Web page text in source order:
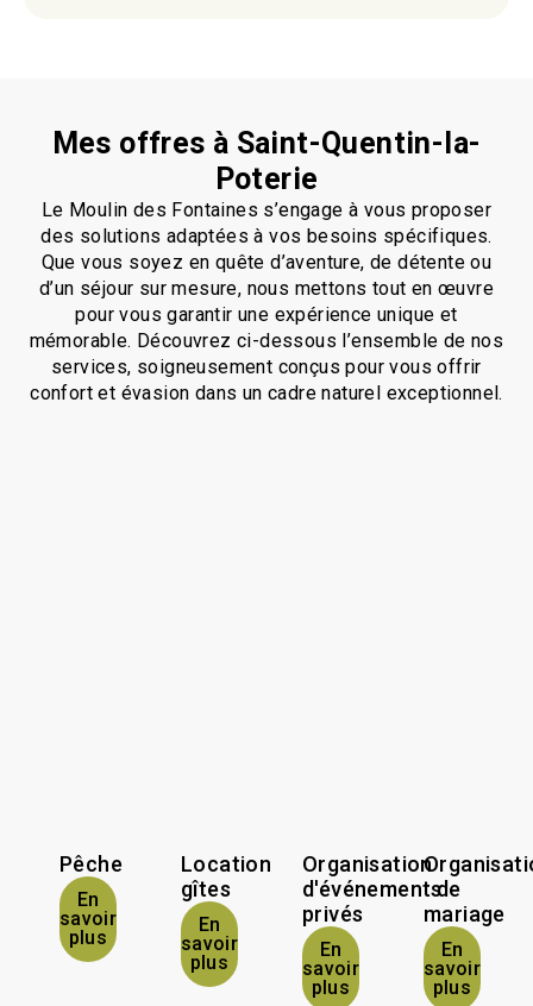
Mes offres à Saint-Quentin-la-
Poterie
Le Moulin des Fontaines s’engage à vous proposer
des solutions adaptées à vos besoins spécifiques.
Que vous soyez en quête d’aventure, de détente ou
d’un séjour sur mesure, nous mettons tout en œuvre
pour vous garantir une expérience unique et
mémorable. Découvrez ci-dessous l’ensemble de nos
services, soigneusement conçus pour vous offrir
confort et évasion dans un cadre naturel exceptionnel.
Pêche
En
savoir
plus
Location
gîtes
En
savoir
plus
Organisation
d'événements
privés
En
savoir
plus
de
mariage
En
savoir
plus